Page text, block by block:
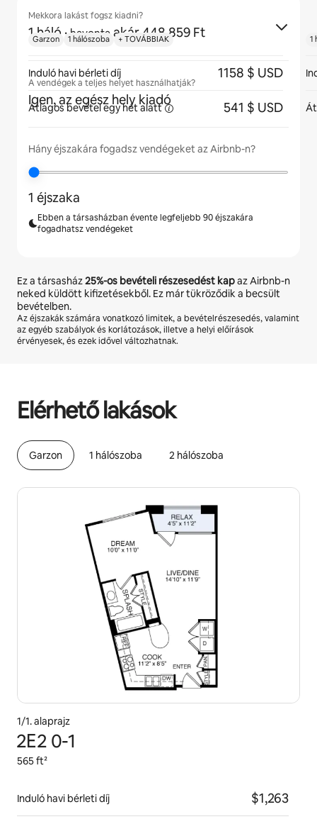
Mekkora lakást fogsz kiadni?
1 háló ·havonta akár 448 859 Ft
A vendégek a teljes helyet használhatják?
Igen, az egész hely kiadó
Hány éjszakára fogadsz vendégeket az Airbnb-n?
1 éjszaka
Ebben a társasházban évente legfeljebb 90 éjszakára
fogadhatsz vendégeket
Ez a társasház25%-os bevételi részesedést kapaz Airbnb-n
neked küldött kifizetésekből. Ez már tükröződik a becsült
bevételben.
Az éjszakák számára vonatkozó limitek, a bevételrészesedés, valamint
az egyéb szabályok és korlátozások, illetve a helyi előírások
érvényesek, és ezek idővel változhatnak.
Elérhető lakások
Garzon 1 hálószoba 2 hálószoba
1/1. alaprajz
2E2 0-1
565 ft²
Induló havi bérleti díj $1,263
Garzon 1 hálószoba + TOVÁBBIAK
Induló havi bérleti díj 1158 $ USD
Átlagos bevétel egy hétalatt 541 $ USD
1